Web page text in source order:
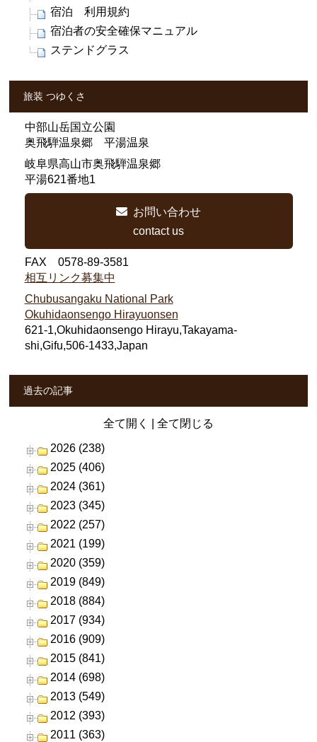
宿泊 利用規約
宿泊者の安全確保マニュアル
ステンドグラス
旅装 つゆくさ
中部山岳国立公園
奥飛騨温泉郷 平湯温泉
岐阜県高山市奥飛騨温泉郷
平湯621番地1
お問い合わせ
contact us
FAX 0578-89-3581
相互リンク募集中
Chubusangaku National Park
Okuhidaonsengo Hirayuonsen
621-1,Okuhidaonsengo Hirayu,Takayama-
shi,Gifu,506-1433,Japan
過去の記事
全て開く 全て閉じる
2026 (238)
2025 (406)
2024 (361)
2023 (345)
2022 (257)
2021 (199)
2020 (359)
2019 (849)
2018 (884)
2017 (934)
2016 (909)
2015 (841)
2014 (698)
2013 (549)
2012 (393)
2011 (363)